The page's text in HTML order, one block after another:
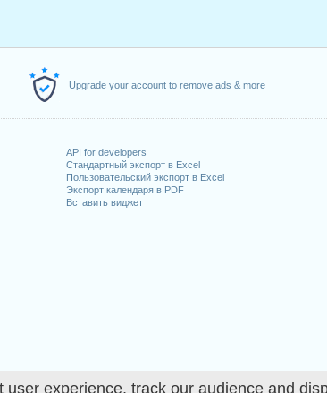
experience, track our audience and
Upgrade your account to remove ads & more
API for developers
Стандартный экспорт в Excel
Пользовательский экспорт в Excel
Экспорт календаря в PDF
Вставить виджет